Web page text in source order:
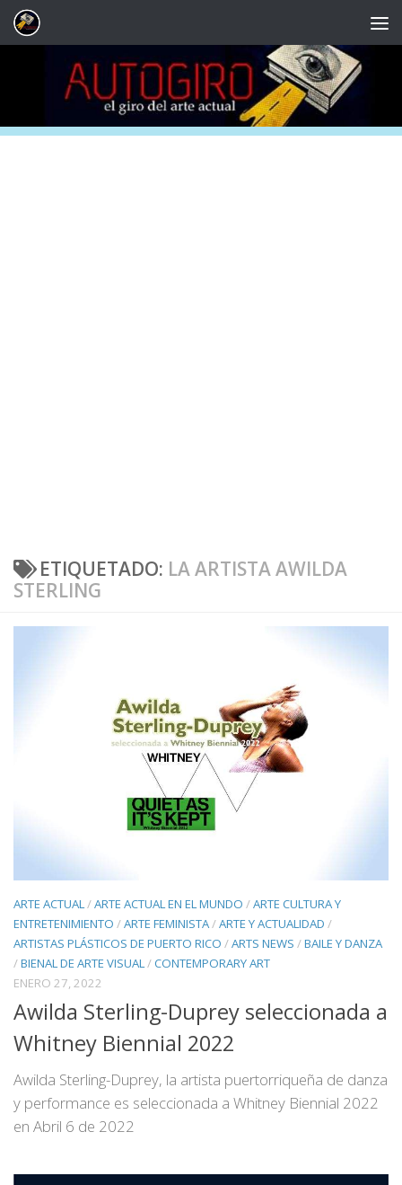
Saltar al contenido
ETIQUETADO: LA ARTISTA AWILDA
STERLING
ARTE ACTUAL/ARTE ACTUAL EN EL MUNDO /ARTE CULTURA Y
ENTRETENIMIENTO /ARTE FEMINISTA/ARTE Y ACTUALIDAD /
ARTISTAS PLÁSTICOS DE PUERTO RICO /ARTS NEWS /BAILE Y DANZA
/BIENAL DE ARTE VISUAL/CONTEMPORARY ART
ENERO 27, 2022
Awilda Sterling-Duprey seleccionada a
Whitney Biennial 2022
Awilda Sterling-Duprey, la artista puertorriqueña de danza
y performance es seleccionada a Whitney Biennial 2022
en Abril 6 de 2022